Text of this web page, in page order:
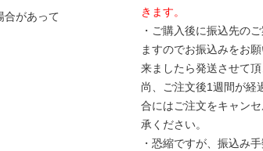
があって
きます。
・ご購入後に振込先の
ますのでお振込みをお
来ましたら発送させて頂
尚、ご注文後1週間が経
合にはご注文をキャン
承ください。
・恐縮ですが、振込み